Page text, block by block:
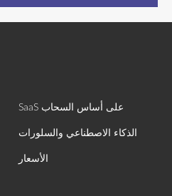
SaaS على أساس السحاب
الذكاء الاصطناعي والسلورات
الأسعار